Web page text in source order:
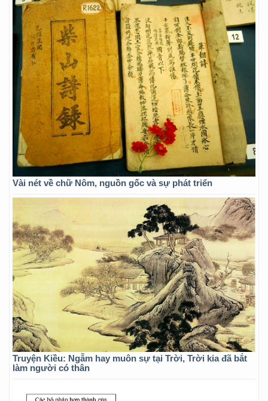
Vài nét về chữ Nôm, nguồn gốc và sự phát triển
Truyện Kiều: Ngẫm hay muôn sự tại Trời, Trời kia đã bắt
làm người có thân